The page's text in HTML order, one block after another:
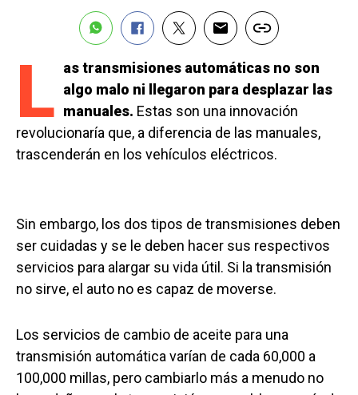
L as transmisiones automáticas no son
algo malo ni llegaron para desplazar las
manuales. Estas son una innovación
revolucionaría que, a diferencia de las manuales,
trascenderán en los vehículos eléctricos.
Sin embargo, los dos tipos de transmisiones deben
ser cuidadas y se le deben hacer sus respectivos
servicios para alargar su vida útil. Si la transmisión
no sirve, el auto no es capaz de moverse.
Los servicios de cambio de aceite para una
transmisión automática varían de cada 60,000 a
100,000 millas, pero cambiarlo más a menudo no